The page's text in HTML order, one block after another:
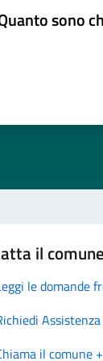
sono
il comune
le domande
Assistenza
il comune